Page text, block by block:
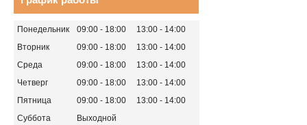
Понедельник 09:00 18:00 13:00
14:00
Вторник
09:00 18:00 13:00
14:00
Среда
09:00 18:00 13:00
14:00
Четверг
09:00 18:00 13:00
14:00
Пятница
09:00 18:00 13:00
14:00
Суббота
Выходной